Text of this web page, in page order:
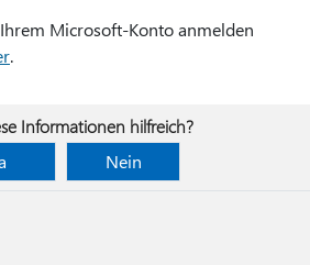
Microsoft-Konto anmelden
.
Informationen hilfreich?
Nein